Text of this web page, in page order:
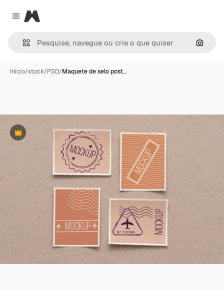
Close menu
Magnific
Início/stock/PSD/Maquete de selo post…
Premium